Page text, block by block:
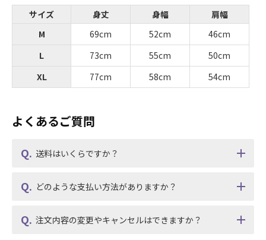
サイズ 身丈 身幅
肩幅
M
69cm 52cm
46cm
L
73cm 55cm
50cm
XL
77cm 58cm 54cm
よくあるご質問
送料はいくらですか？
どのような支払い方法がありますか？
注文内容の変更やキャンセルはできますか？